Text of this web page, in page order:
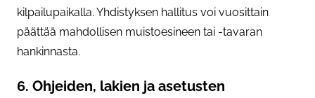
kilpailupaikalla. Yhdistyksen hallitus voi vuosittain
päättää mahdollisen muistoesineen tai -tavaran
hankinnasta.
6. Ohjeiden, lakien ja asetusten